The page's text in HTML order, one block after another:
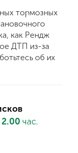
тормозных
как Рендж
ДТП из-за
об их
2.00 час.